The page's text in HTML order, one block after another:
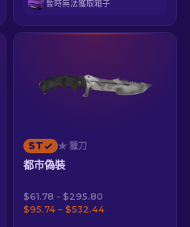
暫時無法獲取箱子
ST ★ 獵刀
都市偽裝
$61.78 - $295.80
$95.74 – $532.44